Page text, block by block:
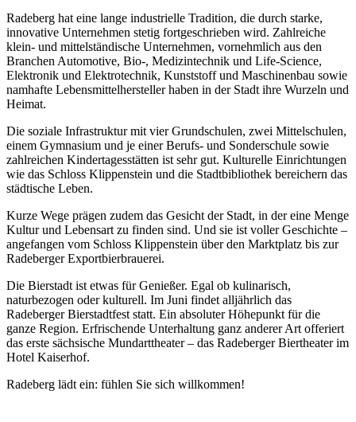
Radeberg hat eine lange industrielle Tradition, die durch starke,
innovative Unternehmen stetig fortgeschrieben wird. Zahlreiche
klein- und mittelständische Unternehmen, vornehmlich aus den
Branchen Automotive, Bio-, Medizintechnik und Life-Science,
Elektronik und Elektrotechnik, Kunststoff und Maschinenbau sowie
namhafte Lebensmittelhersteller haben in der Stadt ihre Wurzeln und
Heimat.
Die soziale Infrastruktur mit vier Grundschulen, zwei Mittelschulen,
einem Gymnasium und je einer Berufs- und Sonderschule sowie
zahlreichen Kindertagesstätten ist sehr gut. Kulturelle Einrichtungen
wie das Schloss Klippenstein und die Stadtbibliothek bereichern das
städtische Leben.
Kurze Wege prägen zudem das Gesicht der Stadt, in der eine Menge
Kultur und Lebensart zu finden sind. Und sie ist voller Geschichte –
angefangen vom Schloss Klippenstein über den Marktplatz bis zur
Radeberger Exportbierbrauerei.
Die Bierstadt ist etwas für Genießer. Egal ob kulinarisch,
naturbezogen oder kulturell. Im Juni findet alljährlich das
Radeberger Bierstadtfest statt. Ein absoluter Höhepunkt für die
ganze Region. Erfrischende Unterhaltung ganz anderer Art offeriert
das erste sächsische Mundarttheater – das Radeberger Biertheater im
Hotel Kaiserhof.
Radeberg lädt ein: fühlen Sie sich willkommen!